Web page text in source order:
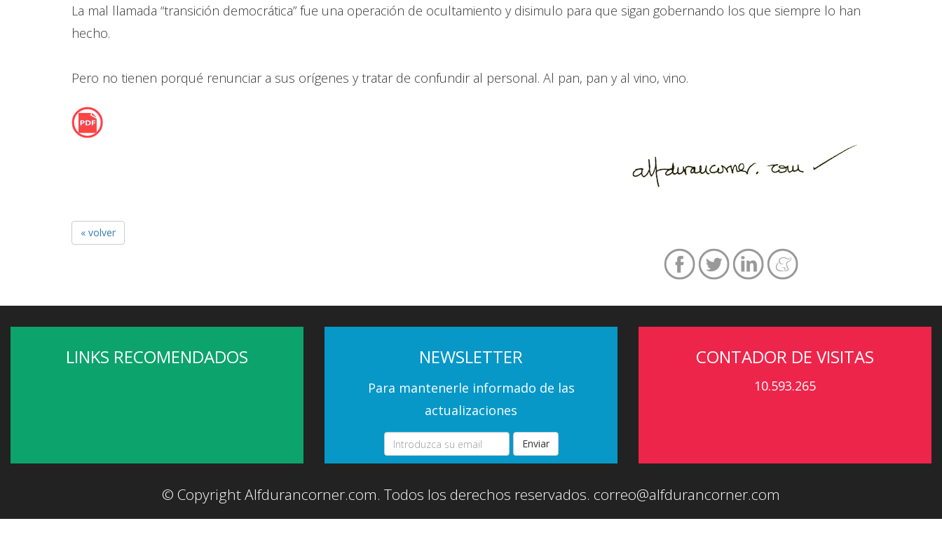
La mal llamada “transición democrática” fue una operación de ocultamiento y disimulo para que sigan gobernando los que siempre lo han
hecho.
Pero no tienen porqué renunciar a sus orígenes y tratar de confundir al personal. Al pan, pan y al vino, vino.
« volver
LINKS RECOMENDADOS NEWSLETTER
Para mantenerle informado de las
actualizaciones
Enviar
CONTADOR DE VISITAS
10.593.265
© Copyright Alfdurancorner.com. Todos los derechos reservados. correo@alfdurancorner.com